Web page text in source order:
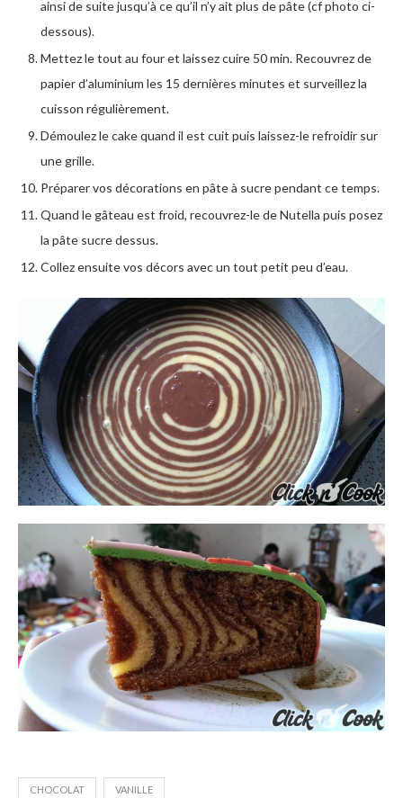
ainsi de suite jusqu’à ce qu’il n’y ait plus de pâte (cf photo ci-
dessous).
Mettez le tout au four et laissez cuire 50 min. Recouvrez de
papier d’aluminium les 15 dernières minutes et surveillez la
cuisson régulièrement.
Démoulez le cake quand il est cuit puis laissez-le refroidir sur
une grille.
Préparer vos décorations en pâte à sucre pendant ce temps.
Quand le gâteau est froid, recouvrez-le de Nutella puis posez
la pâte sucre dessus.
Collez ensuite vos décors avec un tout petit peu d’eau.
CHOCOLAT VANILLE